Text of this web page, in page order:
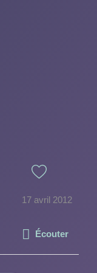
17 avril 2012
Écouter